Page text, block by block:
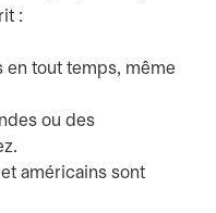
:
en tout temps, même
ou des
américains sont